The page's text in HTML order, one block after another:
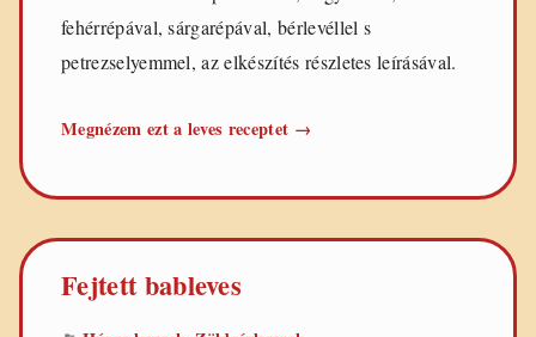
fehérrépával, sárgarépával, bérlevéllel s
petrezselyemmel, az elkészítés részletes leírásával.
Megnézem ezt a leves receptet Fehérbab
→
Fejtett bableves